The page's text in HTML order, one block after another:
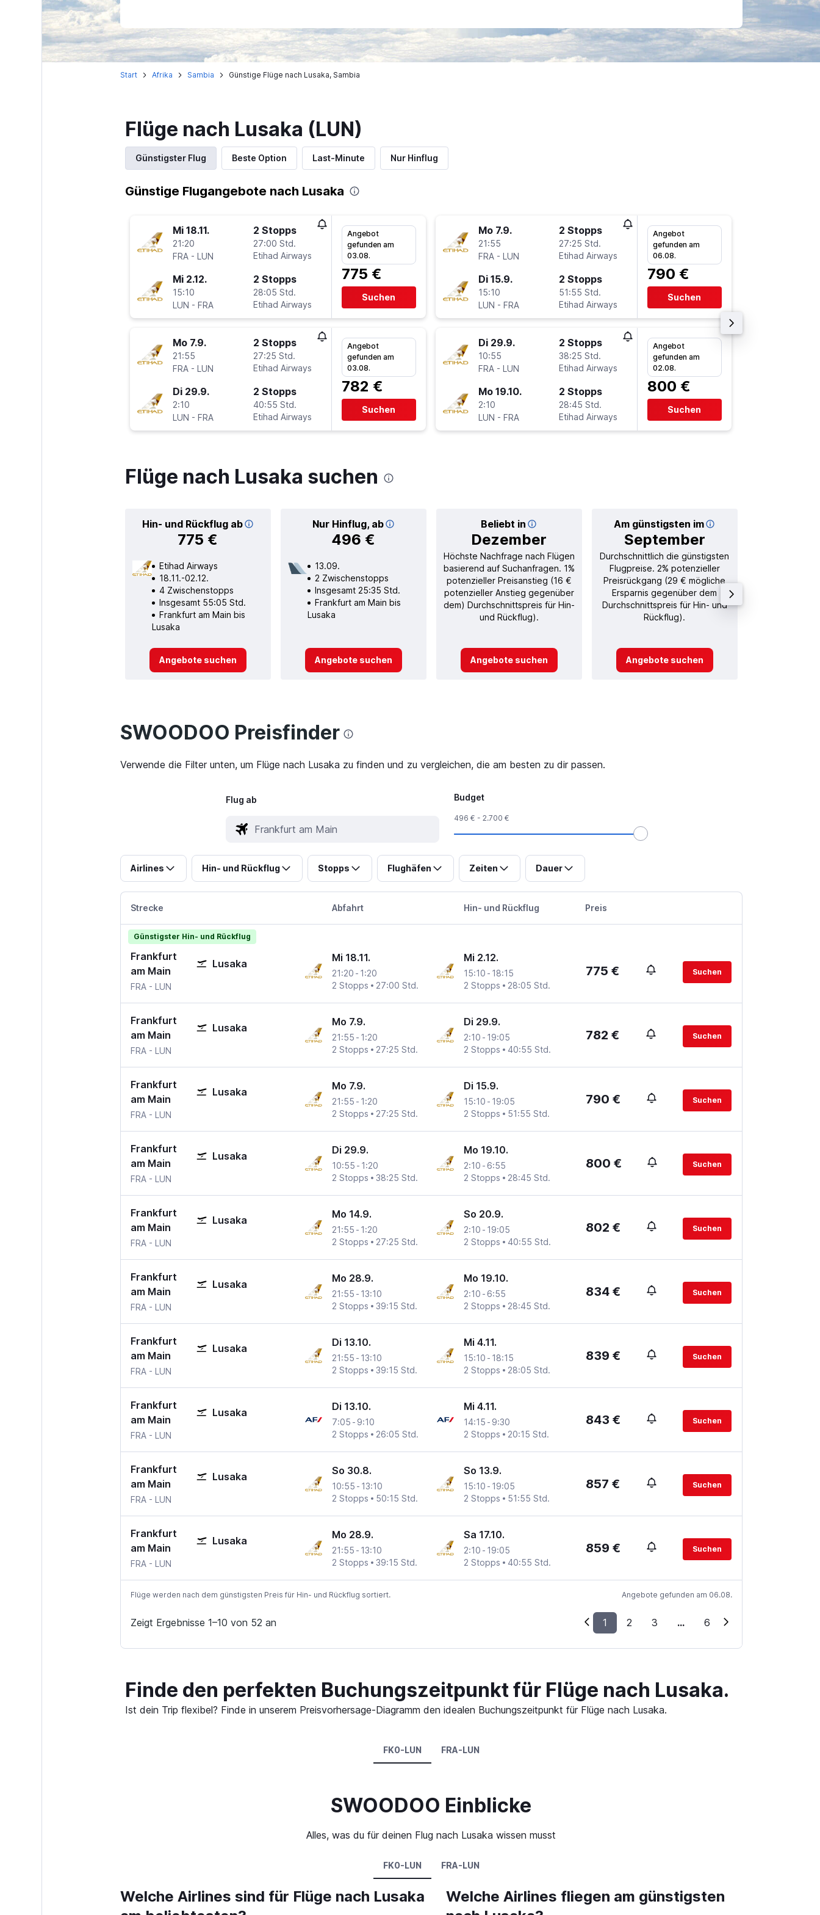
Start Afrika Sambia Günstige Flüge nach Lusaka, Sambia
Flüge nach Lusaka (LUN)
Günstigster Flug Beste Option Last-Minute Nur Hinflug
Günstige Flugangebote nach Lusaka
Mi 18.11.
21:20
FRA - LUN
2 Stopps
27:00 Std.
Etihad Airways
Mi 2.12.
15:10
LUN - FRA
2 Stopps
28:05 Std.
Etihad Airways
Angebot
gefunden am
03.08.
775 €
Suchen
Mo 7.9.
21:55
FRA - LUN
2 Stopps
27:25 Std.
Etihad Airways
Di 29.9.
2:10
LUN - FRA
2 Stopps
40:55 Std.
Etihad Airways
Angebot
gefunden am
03.08.
782 €
Suchen
Mo 7.9.
21:55
FRA - LUN
2 Stopps
27:25 Std.
Etihad Airways
Di 15.9.
15:10
LUN - FRA
2 Stopps
51:55 Std.
Etihad Airways
Angebot
gefunden am
06.08.
790 €
Suchen
Di 29.9.
10:55
FRA - LUN
2 Stopps
38:25 Std.
Etihad Airways
Mo 19.10.
2:10
LUN - FRA
2 Stopps
28:45 Std.
Etihad Airways
Angebot
gefunden am
02.08.
800 €
Suchen
Flüge nach Lusaka suchen
Hin- und Rückflug ab
775 €
Nur Hinflug, ab
496 €
Beliebt in
Dezember
Am günstigsten im
September
Etihad Airways
18.11.-02.12.
4 Zwischenstopps
Insgesamt 55:05 Std.
Frankfurt am Main bis
Lusaka
Angebote suchen
13.09.
2 Zwischenstopps
Insgesamt 25:35 Std.
Frankfurt am Main bis
Lusaka
Angebote suchen
Höchste Nachfrage nach Flügen
basierend auf Suchanfragen. 1%
potenzieller Preisanstieg (16 €
potenzieller Anstieg gegenüber
dem) Durchschnittspreis für Hin-
und Rückflug).
Angebote suchen
Durchschnittlich die günstigsten
Flugpreise. 2% potenzieller
Preisrückgang (29 € mögliche
Ersparnis gegenüber dem
Durchschnittspreis für Hin- und
Rückflug).
Angebote suchen
SWOODOO Preisfinder
Verwende die Filter unten, um Flüge nach Lusaka zu finden und zu vergleichen, die am besten zu dir passen.
Flug ab Budget
496 € - 2.700 €
Airlines Hin- und Rückflug Stopps Flughäfen Zeiten Dauer
Strecke Abfahrt Hin- und Rückflug Preis
Günstigster Hin- und Rückflug
Frankfurt
am Main
Lusaka
FRA Frankfurt am Main
- LUN
Mi 18.11.
21:20 - 1:20
2 Stopps
27:00 Std.
Mi 2.12.
15:10 - 18:15
2 Stopps
28:05 Std.
775 € Suchen
Frankfurt
am Main
Lusaka
FRA Frankfurt am Main
- LUN
Mo 7.9.
21:55 - 1:20
2 Stopps
27:25 Std.
Di 29.9.
2:10 - 19:05
2 Stopps
40:55 Std.
782 € Suchen
Frankfurt
am Main
Lusaka
FRA Frankfurt am Main
- LUN
Mo 7.9.
21:55 - 1:20
2 Stopps
27:25 Std.
Di 15.9.
15:10 - 19:05
2 Stopps
51:55 Std.
790 € Suchen
Frankfurt
am Main
Lusaka
FRA Frankfurt am Main
- LUN
Di 29.9.
10:55 - 1:20
2 Stopps
38:25 Std.
Mo 19.10.
2:10 - 6:55
2 Stopps
28:45 Std.
800 € Suchen
Frankfurt
am Main
Lusaka
FRA Frankfurt am Main
- LUN
Mo 14.9.
21:55 - 1:20
2 Stopps
27:25 Std.
So 20.9.
2:10 - 19:05
2 Stopps
40:55 Std.
802 € Suchen
Frankfurt
am Main
Lusaka
FRA Frankfurt am Main
- LUN
Mo 28.9.
21:55 - 13:10
2 Stopps
39:15 Std.
Mo 19.10.
2:10 - 6:55
2 Stopps
28:45 Std.
834 € Suchen
Frankfurt
am Main
Lusaka
FRA Frankfurt am Main
- LUN
Di 13.10.
21:55 - 13:10
2 Stopps
39:15 Std.
Mi 4.11.
15:10 - 18:15
2 Stopps
28:05 Std.
839 € Suchen
Frankfurt
am Main
Lusaka
FRA Frankfurt am Main
- LUN
Di 13.10.
7:05 - 9:10
2 Stopps
26:05 Std.
Mi 4.11.
14:15 - 9:30
2 Stopps
20:15 Std.
843 € Suchen
Frankfurt
am Main
Lusaka
FRA Frankfurt am Main
- LUN
So 30.8.
10:55 - 13:10
2 Stopps
50:15 Std.
So 13.9.
15:10 - 19:05
2 Stopps
51:55 Std.
857 € Suchen
Frankfurt
am Main
Lusaka
FRA Frankfurt am Main
- LUN
Mo 28.9.
21:55 - 13:10
2 Stopps
39:15 Std.
Sa 17.10.
2:10 - 19:05
2 Stopps
40:55 Std.
859 € Suchen
Flüge werden nach dem günstigsten Preis für Hin- und Rückflug sortiert. Angebote gefunden am 06.08.
Zeigt Ergebnisse 1–10 von 52 an 1 2 3 ... 6
Finde den perfekten Buchungszeitpunkt für Flüge nach Lusaka.
Ist dein Trip flexibel? Finde in unserem Preisvorhersage-Diagramm den idealen Buchungszeitpunkt für Flüge nach Lusaka.
FK0-LUN FRA-LUN
SWOODOO Einblicke
Alles, was du für deinen Flug nach Lusaka wissen musst
FK0-LUN FRA-LUN
Welche Airlines sind für Flüge nach Lusaka
Welche Airlines fliegen am günstigsten